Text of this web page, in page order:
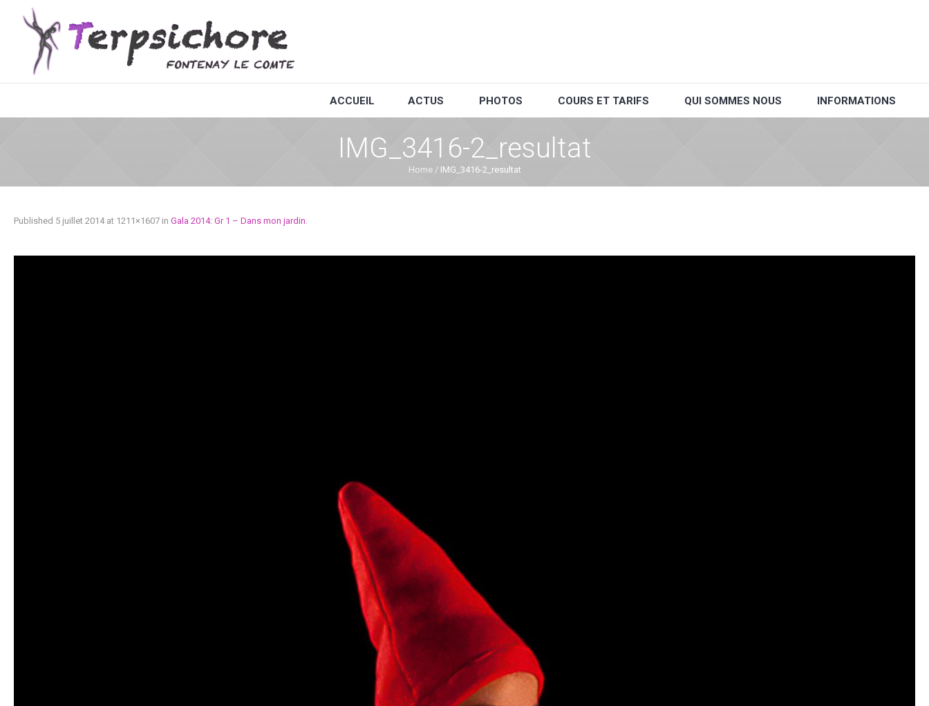
ACCUEIL ACTUS PHOTOS COURS ET TARIFS QUI SOMMES NOUS INFORMATIONS
IMG_3416-2_resultat
Home / IMG_3416-2_resultat
Published 5 juillet 2014at 1211×1607 in Gala 2014: Gr 1 – Dans mon jardin.